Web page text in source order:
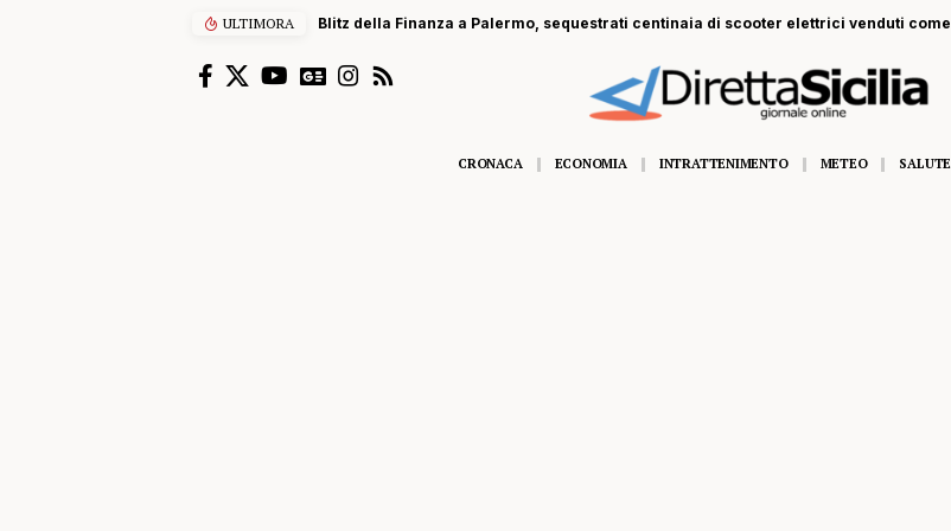
ULTIMORA Scalatore francese di 22 anni ferito a Monte Pellegrino: trasportato a Villa Sofia
CRONACA ECONOMIA INTRATTENIMENTO METEO SALUTE